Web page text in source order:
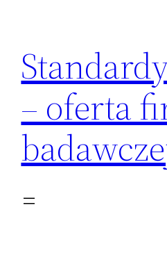
treści
– oferta